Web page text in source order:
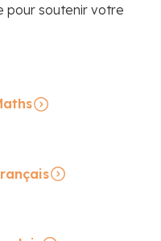
pour soutenir votre